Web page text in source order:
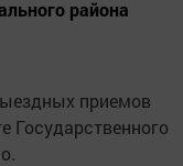
района
приемов
Государственного